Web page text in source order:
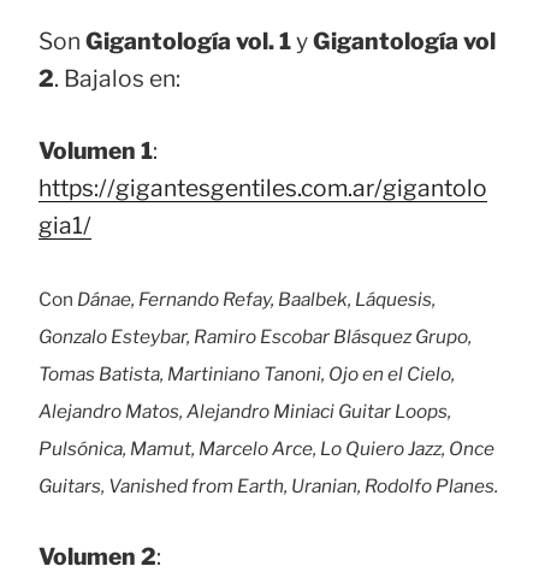
Son Gigantología vol. 1yGigantología vol
2. Bajalos en:
Volumen 1:
https://gigantesgentiles.com.ar/gigantolo
gia1/
Con Dánae, Fernando Refay, Baalbek, Láquesis,
Gonzalo Esteybar, Ramiro Escobar Blásquez Grupo,
Tomas Batista, Martiniano Tanoni, Ojo en el Cielo,
Alejandro Matos, Alejandro Miniaci Guitar Loops,
Pulsónica, Mamut, Marcelo Arce, Lo Quiero Jazz, Once
Guitars, Vanished from Earth, Uranian, Rodolfo Planes.
Volumen 2: